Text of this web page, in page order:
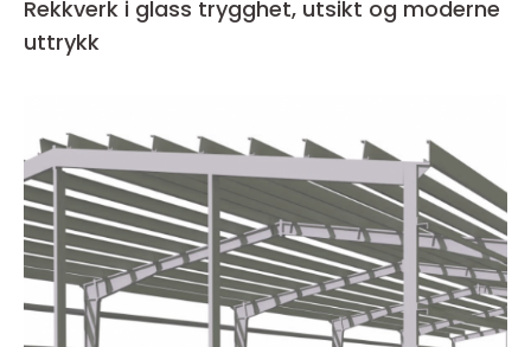
Rekkverk i glass trygghet, utsikt og moderne
uttrykk